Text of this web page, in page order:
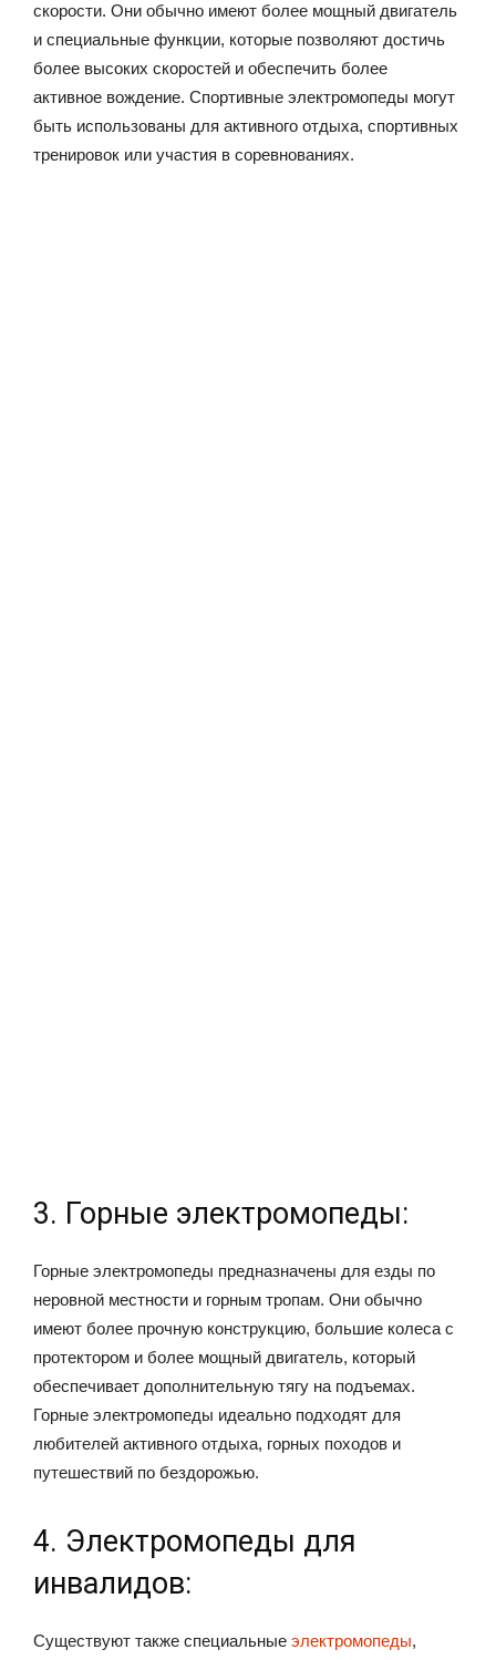
скорости. Они обычно имеют более мощный двигатель
и специальные функции, которые позволяют достичь
более высоких скоростей и обеспечить более
активное вождение. Спортивные электромопеды могут
быть использованы для активного отдыха, спортивных
тренировок или участия в соревнованиях.
3. Горные электромопеды:
Горные электромопеды предназначены для езды по
неровной местности и горным тропам. Они обычно
имеют более прочную конструкцию, большие колеса с
протектором и более мощный двигатель, который
обеспечивает дополнительную тягу на подъемах.
Горные электромопеды идеально подходят для
любителей активного отдыха, горных походов и
путешествий по бездорожью.
4. Электромопеды для
инвалидов:
Существуют также специальные электромопеды,